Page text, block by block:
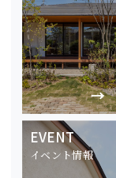
EVENT
イベント情報